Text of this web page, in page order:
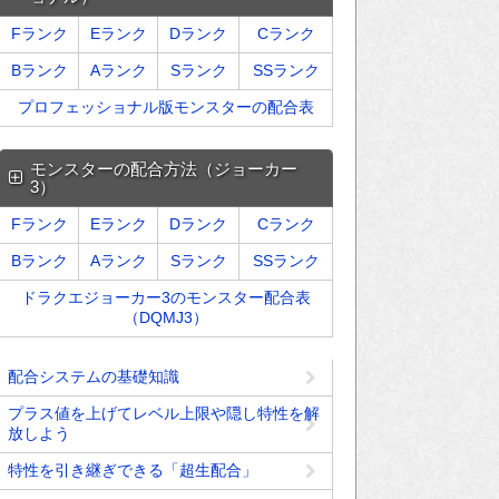
Fランク Eランク Dランク Cランク
Bランク Aランク Sランク SSランク
プロフェッショナル版モンスターの配合表
モンスターの配合方法（ジョーカー
3）
Fランク Eランク Dランク Cランク
Bランク Aランク Sランク SSランク
ドラクエジョーカー3のモンスター配合表
（DQMJ3）
配合システムの基礎知識
プラス値を上げてレベル上限や隠し特性を解
放しよう
特性を引き継ぎできる「超生配合」